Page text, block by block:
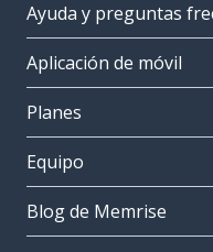
Ayuda y preguntas
Aplicación de móvil
Planes
Equipo
Blog de Memrise